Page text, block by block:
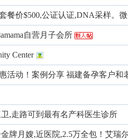
餐价$500,公证认证,DNA采样。
自营月子会所
Center
活动！案例分享 福建备孕客户和
,走路可到最有名产科医生诊所
牌月嫂,近医院,2.5万全包！艾瑞